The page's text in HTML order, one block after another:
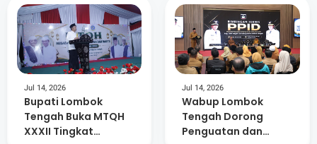
Jul 14, 2026
Bupati Lombok
Tengah Buka MTQH
XXXII Tingkat
Jul 14, 2026
Wabup Lombok
Tengah Dorong
Penguatan dan